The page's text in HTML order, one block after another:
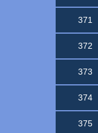
371
372
373
374
375